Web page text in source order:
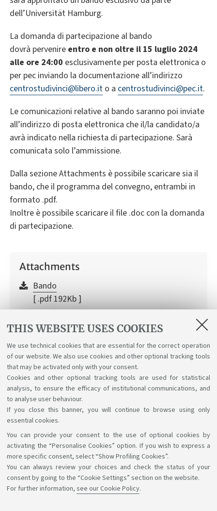
THIS WEBSITE USES COOKIES
We use technical cookies that are essential for the correct operation
of our website. We also use cookies and other optional tracking tools
that may be activated only with your consent.
Cookies and other optional tracking tools are used for statistical
analysis, to ensure the efficacy of institutional communications, and
to analyse user behaviour.
If you close this banner, you will continue to browse using only
essential cookies.
You can provide your consent to the use of optional cookies by
activating the “Personalise Cookies” option. If you wish to express a
more specific consent, select “Show Profiling Cookies”.
You can always review your choices and check the status of your
consent by going to the “Cookie Settings” section on the website.
For further information, see our Cookie Policy.
dell’Universität Hamburg.
La domanda di partecipazione al bando
dovrà pervenire entro e non oltre il 15 luglio 2024
alle ore 24:00 esclusivamente per posta elettronica o
per pec inviando la documentazione all’indirizzo
centrostudivinci@libero.it o a centrostudivinci@pec.it.
Le comunicazioni relative al bando saranno poi inviate
all’indirizzo di posta elettronica che il/la candidato/a
avrà indicato nella richiesta di partecipazione. Sarà
comunicata solo l’ammissione.
Dalla sezione Attachments è possibile scaricare sia il
bando, che il programma del convegno, entrambi in
formato .pdf.
Inoltre è possibile scaricare il file .doc con la domanda
di partecipazione.
Attachments
Bando
[ .pdf 192Kb ]
Programma
[ .pdf 105Kb ]
Domanda di partecipazione
[ .doc 97Kb ]
Support the right to knowledge
Follow us on: